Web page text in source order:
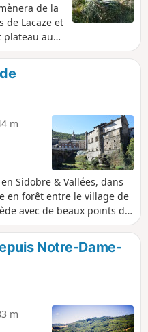
de la
de Lacaze et
plateau au
Une
avant le
belle
m
Sidobre & Vallées, dans
en forêt entre le village de
avec de beaux points de
vous découvrirez le village
Vous serez charmé par
aux monuments
d'expositions culturelles
que par sa fontaine du
vous mènera en forêt
pistes et les chemins
qui domine la vallée. Que
Notre-Dame-
m